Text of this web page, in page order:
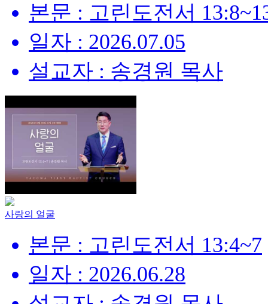
본문 : 고린도전서
일자 : 2026.07.05
설교자 : 송경원 목사
사랑의 얼굴
본문 : 고린도전서 13:4~7
일자 : 2026.06.28